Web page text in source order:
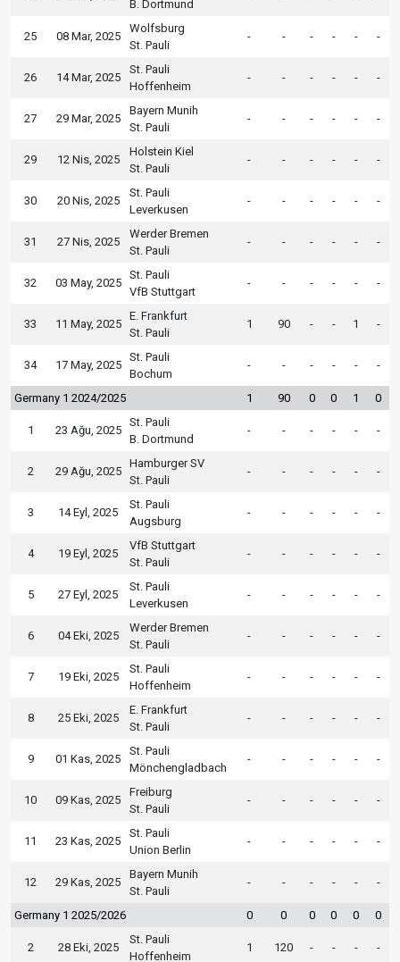
B. Dortmund
25 08 Mar, 2025
Wolfsburg
St. Pauli
- - - - - -
26 14 Mar, 2025
St. Pauli
Hoffenheim
- - - - - -
27 29 Mar, 2025
Bayern Munih
St. Pauli
- - - - - -
29 12 Nis, 2025
Holstein Kiel
St. Pauli
- - - - - -
30 20 Nis, 2025
St. Pauli
Leverkusen
- - - - - -
31 27 Nis, 2025
Werder Bremen
St. Pauli
- - - - - -
32 03 May, 2025
St. Pauli
VfB Stuttgart
- - - - - -
33 11 May, 2025
E. Frankfurt
St. Pauli
1 90 - - 1 -
34 17 May, 2025
St. Pauli
Bochum
- - - - - -
Germany 1 2024/2025 1 90 0 0 1 0
1 23 Ağu, 2025
St. Pauli
B. Dortmund
- - - - - -
2 29 Ağu, 2025
Hamburger SV
St. Pauli
- - - - - -
3 14 Eyl, 2025
St. Pauli
Augsburg
- - - - - -
4 19 Eyl, 2025
VfB Stuttgart
St. Pauli
- - - - - -
5 27 Eyl, 2025
St. Pauli
Leverkusen
- - - - - -
6 04 Eki, 2025
Werder Bremen
St. Pauli
- - - - - -
7 19 Eki, 2025
St. Pauli
Hoffenheim
- - - - - -
8 25 Eki, 2025
E. Frankfurt
St. Pauli
- - - - - -
9 01 Kas, 2025
St. Pauli
Mönchengladbach
- - - - - -
10 09 Kas, 2025
Freiburg
St. Pauli
- - - - - -
11 23 Kas, 2025
St. Pauli
Union Berlin
- - - - - -
12 29 Kas, 2025
Bayern Munih
St. Pauli
- - - - - -
Germany 1 2025/2026 0 0 0 0 0 0
2 28 Eki, 2025
St. Pauli
Hoffenheim
1 120 - - - -